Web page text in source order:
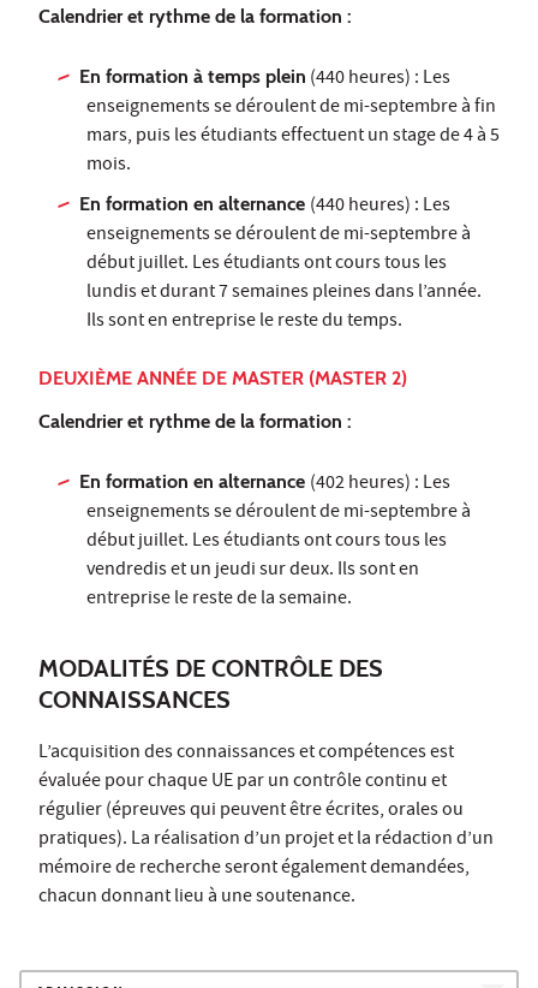
Calendrier et rythme de la formation :
En formation à temps plein (440 heures) : Les
enseignements se déroulent de mi-septembre à fin
mars, puis les étudiants effectuent un stage de 4 à 5
mois.
En formation en alternance (440 heures) : Les
enseignements se déroulent de mi-septembre à
début juillet. Les étudiants ont cours tous les
lundis et durant 7 semaines pleines dans l’année.
Ils sont en entreprise le reste du temps.
DEUXIÈME ANNÉE DE MASTER (MASTER 2)
Calendrier et rythme de la formation :
En formation en alternance (402 heures) : Les
enseignements se déroulent de mi-septembre à
début juillet. Les étudiants ont cours tous les
vendredis et un jeudi sur deux. Ils sont en
entreprise le reste de la semaine.
MODALITÉS DE CONTRÔLE DES
CONNAISSANCES
L’acquisition des connaissances et compétences est
évaluée pour chaque UE par un contrôle continu et
régulier (épreuves qui peuvent être écrites, orales ou
pratiques). La réalisation d’un projet et la rédaction d’un
mémoire de recherche seront également demandées,
chacun donnant lieu à une soutenance.